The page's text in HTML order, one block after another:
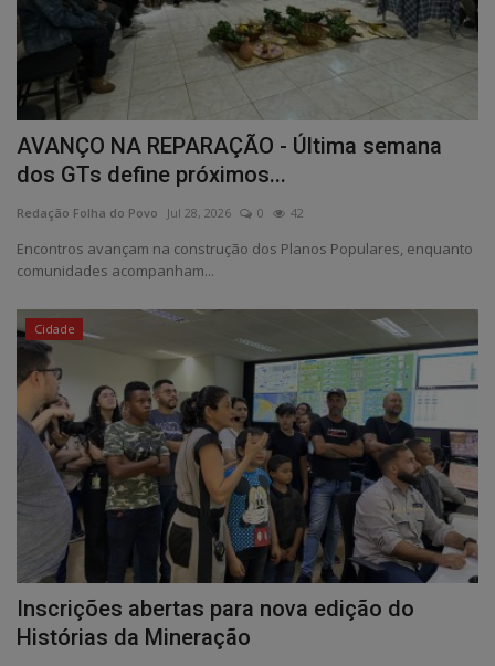
AVANÇO NA REPARAÇÃO - Última semana
dos GTs define próximos...
Redação Folha do Povo Jul 28, 2026 0 42
Encontros avançam na construção dos Planos Populares, enquanto
comunidades acompanham...
Cidade
Inscrições abertas para nova edição do
Histórias da Mineração